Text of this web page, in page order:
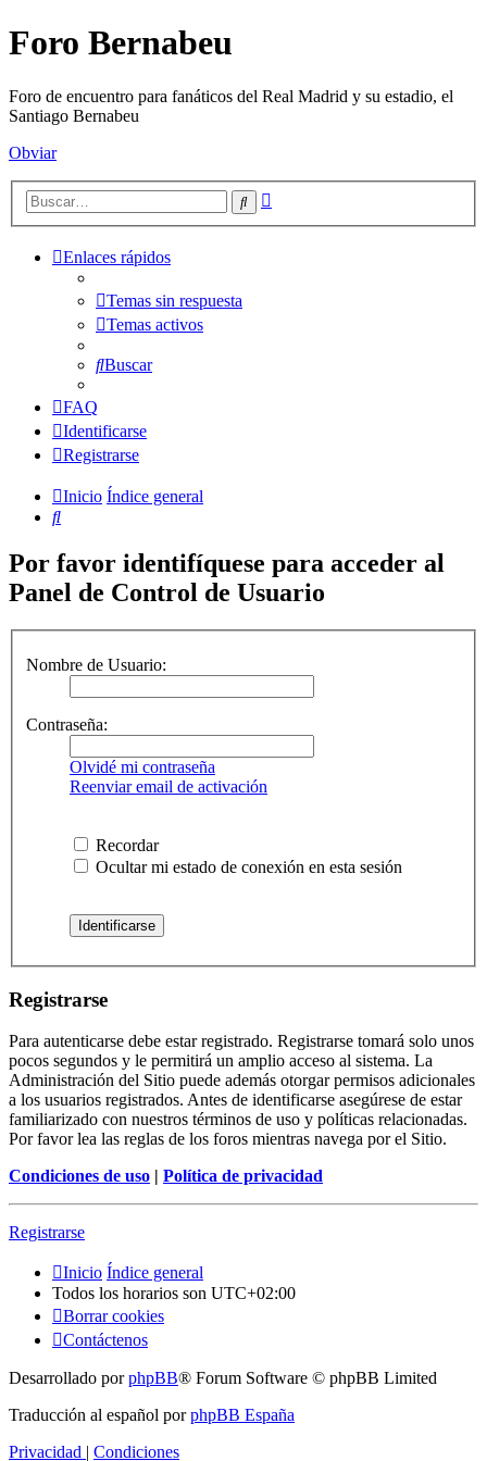
Foro Bernabeu
Foro de encuentro para fanáticos del Real Madrid y su estadio, el
Santiago Bernabeu
Obviar
Buscar
Enlaces rápidos
Temas sin respuesta
Temas activos
Buscar
FAQ
Identificarse
Registrarse
Inicio Índice general
Buscar
Por favor identifíquese para acceder al
Panel de Control de Usuario
Nombre de Usuario:
Contraseña:
Olvidé mi contraseña
Reenviar email de activación
Recordar
Ocultar mi estado de conexión en esta sesión
Registrarse
Para autenticarse debe estar registrado. Registrarse tomará solo unos
pocos segundos y le permitirá un amplio acceso al sistema. La
Administración del Sitio puede además otorgar permisos adicionales
a los usuarios registrados. Antes de identificarse asegúrese de estar
familiarizado con nuestros términos de uso y políticas relacionadas.
Por favor lea las reglas de los foros mientras navega por el Sitio.
Condiciones de uso | Política de privacidad
Registrarse
Inicio Índice general
Todos los horarios son UTC+02:00
Borrar cookies
Contáctenos
Desarrollado porphpBB® Forum Software © phpBB Limited
Traducción al español porphpBB España
Privacidad | Condiciones